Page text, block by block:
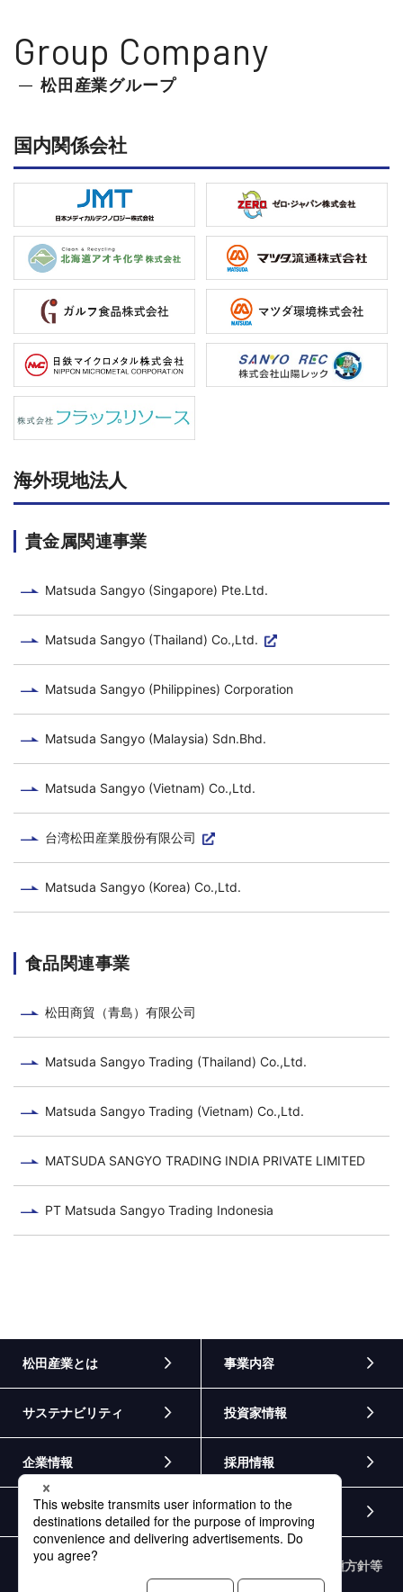
Group Company
松田産業グループ
国内関係会社
海外現地法人
貴金属関連事業
Matsuda Sangyo (Singapore) Pte.Ltd.
Matsuda Sangyo (Thailand) Co.,Ltd.
Matsuda Sangyo (Philippines) Corporation
Matsuda Sangyo (Malaysia) Sdn.Bhd.
Matsuda Sangyo (Vietnam) Co.,Ltd.
台湾松田産業股份有限公司
Matsuda Sangyo (Korea) Co.,Ltd.
食品関連事業
松田商貿（青島）有限公司
Matsuda Sangyo Trading (Thailand) Co.,Ltd.
Matsuda Sangyo Trading (Vietnam) Co.,Ltd.
MATSUDA SANGYO TRADING INDIA PRIVATE LIMITED
PT Matsuda Sangyo Trading Indonesia
松田産業とは 事業内容
サステナビリティ 投資家情報
企業情報 採用情報
ニュース お問い合わせ
個人情報保護方針
各種方針等